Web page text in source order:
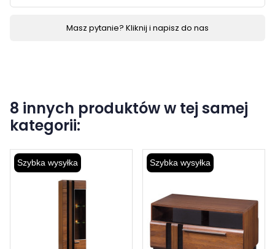
Masz pytanie? Kliknij i napisz do nas
8 innych produktów w tej samej
kategorii:
Szybka wysyłka Szybka wysyłka